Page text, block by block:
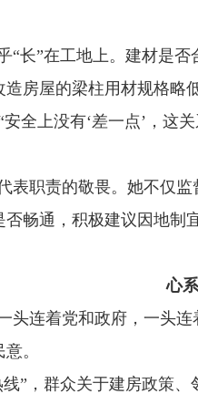
“长”在工地上。建材是
房屋的梁柱用材规格
全上没有‘差一点’，这
表职责的敬畏。她不仅
否畅通，积极建议因地制
心
头连着党和政府，一头
。
线”，群众关于建房政策